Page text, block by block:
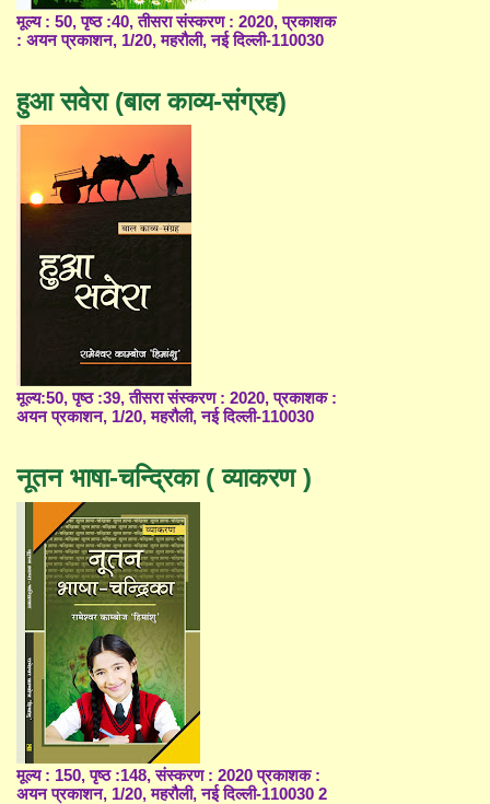
मूल्य : 50, पृष्ठ :40, तीसरा संस्करण : 2020, प्रकाशक
: अयन प्रकाशन, 1/20, महरौली, नई दिल्ली-110030
हुआ सवेरा (बाल काव्य-संग्रह)
मूल्य:50, पृष्ठ :39, तीसरा संस्करण : 2020, प्रकाशक :
अयन प्रकाशन, 1/20, महरौली, नई दिल्ली-110030
नूतन भाषा-चन्द्रिका ( व्याकरण )
मूल्य : 150, पृष्ठ :148, संस्करण : 2020 प्रकाशक :
अयन प्रकाशन, 1/20, महरौली, नई दिल्ली-110030 2